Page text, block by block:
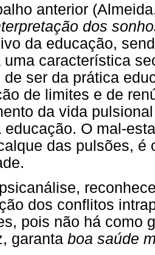
anterior
dos
da educação,
uma característica
de ser da prática
de limites e de
da vida
educação. O mal-
das pulsões, é
dos conflitos
pois não há como
garanta boa saúde